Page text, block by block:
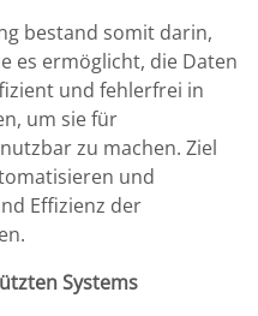
bestand somit darin,
es ermöglicht, die Daten
und fehlerfrei in
um sie für
zu machen. Ziel
und
Effizienz der
Systems